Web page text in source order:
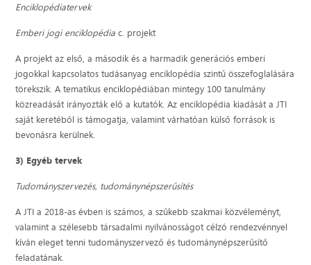
Enciklopédiatervek
Emberi jogi enciklopédia c. projekt
A projekt az első, a második és a harmadik generációs emberi
jogokkal kapcsolatos tudásanyag enciklopédia szintű összefoglalására
törekszik. A tematikus enciklopédiában mintegy 100 tanulmány
közreadását irányozták elő a kutatók. Az enciklopédia kiadását a JTI
saját keretéből is támogatja, valamint várhatóan külső források is
bevonásra kerülnek.
3) Egyéb tervek
Tudományszervezés, tudománynépszerűsítés
A JTI a 2018-as évben is számos, a szűkebb szakmai közvéleményt,
valamint a szélesebb társadalmi nyilvánosságot célzó rendezvénnyel
kíván eleget tenni tudományszervező és tudománynépszerűsítő
feladatának.